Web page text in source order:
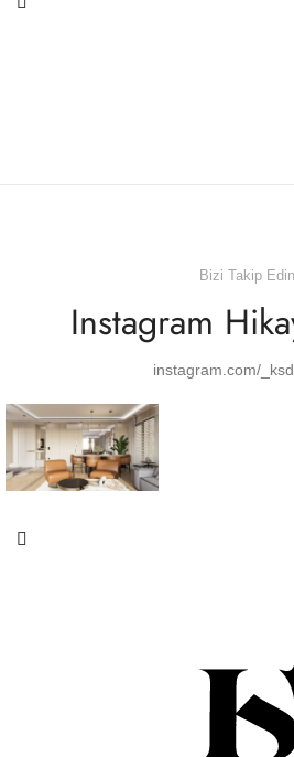
Bizi Takip Edin
Instagram
instagram.com/